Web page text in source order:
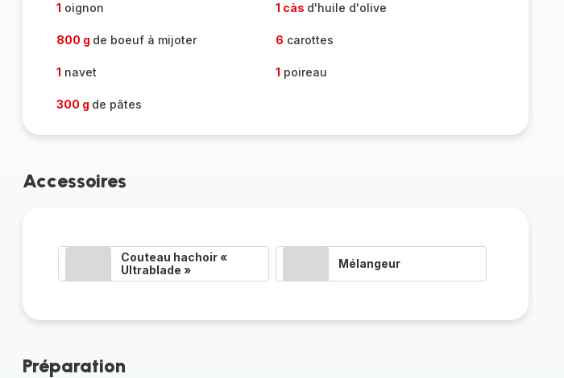
1 oignon 1 càs d'huile d'olive
800 g de boeuf à mijoter 6 carottes
1 navet 1 poireau
300 g de pâtes
Accessoires
Couteau hachoir «
Ultrablade »
Mélangeur
Préparation